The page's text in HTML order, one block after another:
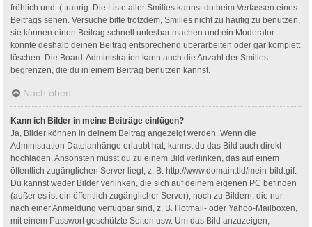
fröhlich und :( traurig. Die Liste aller Smilies kannst du beim Verfassen eines
Beitrags sehen. Versuche bitte trotzdem, Smilies nicht zu häufig zu benutzen,
sie können einen Beitrag schnell unlesbar machen und ein Moderator
könnte deshalb deinen Beitrag entsprechend überarbeiten oder gar komplett
löschen. Die Board-Administration kann auch die Anzahl der Smilies
begrenzen, die du in einem Beitrag benutzen kannst.
Nach oben
Kann ich Bilder in meine Beiträge einfügen?
Ja, Bilder können in deinem Beitrag angezeigt werden. Wenn die
Administration Dateianhänge erlaubt hat, kannst du das Bild auch direkt
hochladen. Ansonsten musst du zu einem Bild verlinken, das auf einem
öffentlich zugänglichen Server liegt, z. B. http://www.domain.tld/mein-bild.gif.
Du kannst weder Bilder verlinken, die sich auf deinem eigenen PC befinden
(außer es ist ein öffentlich zugänglicher Server), noch zu Bildern, die nur
nach einer Anmeldung verfügbar sind, z. B. Hotmail- oder Yahoo-Mailboxen,
mit einem Passwort geschützte Seiten usw. Um das Bild anzuzeigen,